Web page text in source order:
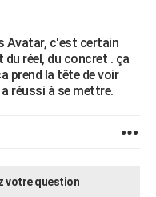
Avatar, c'est certain
réel, du concret . ça
prend la tête de voir
réussi à se mettre.
votre question